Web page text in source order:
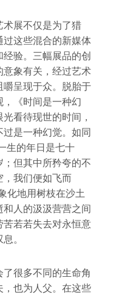
术展不仅是为了猎
这些混合的新媒体
验。三幅展品的创
象有关，经过艺术
嚼呈现于众。脱胎于
《时间是一种幻
看待现世的时间，
是一种幻觉。如同
生的年日是七十
但其中所矜夸的不
我们便如飞而
化地用树枝在沙土
人的汲汲营营之间
苦若若失去对永恒意
。
很多不同的生命角
也为人父。在这些